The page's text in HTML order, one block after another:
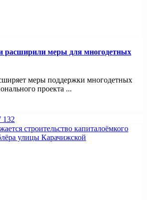
расширили меры для многодетных
меры поддержки многодетных
проекта ...
132